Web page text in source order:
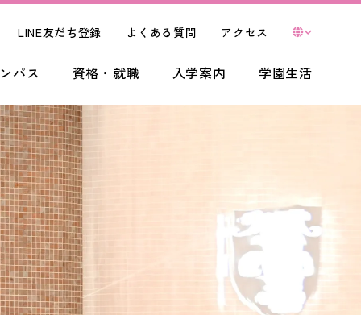
パス 資格・就職 入学案内 学園生活
LINE友だち登録 よくある質問 アクセス
OPEN
CAMPUS